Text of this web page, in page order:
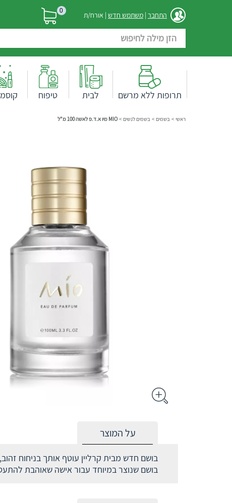
התחבר | משתמש חדש | אורח/ת 0
תרופות ללא מרשם לבית טיפוח
ראשי > בשמים > בשמים לנשים > MIO מיו א.ד.פ לאשה 100 מ"ל
על המוצר
בושם חדש מבית קרליין עוטף אותך בניחוח
בושם שנוצר במיוחד עבור אישה שאוהבת